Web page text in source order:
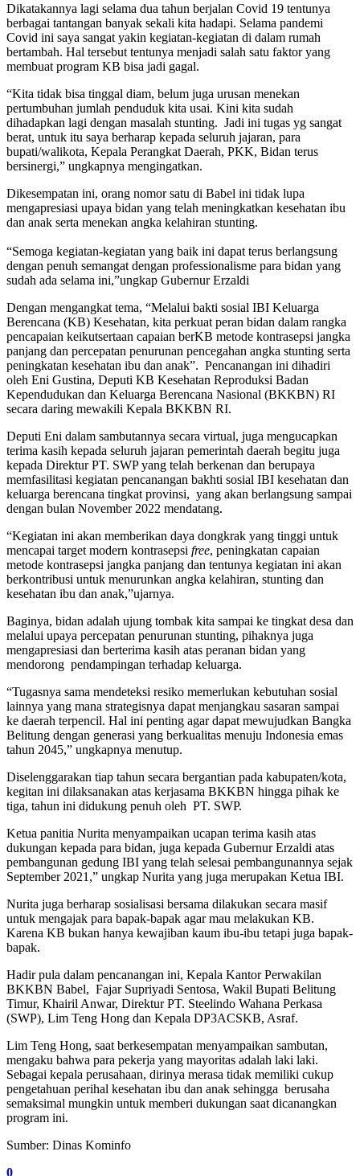
Dikatakannya lagi selama dua tahun berjalan Covid 19 tentunya
berbagai tantangan banyak sekali kita hadapi. Selama pandemi
Covid ini saya sangat yakin kegiatan-kegiatan di dalam rumah
bertambah. Hal tersebut tentunya menjadi salah satu faktor yang
membuat program KB bisa jadi gagal.
“Kita tidak bisa tinggal diam, belum juga urusan menekan
pertumbuhan jumlah penduduk kita usai. Kini kita sudah
dihadapkan lagi dengan masalah stunting. Jadi ini tugas yg sangat
berat, untuk itu saya berharap kepada seluruh jajaran, para
bupati/walikota, Kepala Perangkat Daerah, PKK, Bidan terus
bersinergi,” ungkapnya mengingatkan.
Dikesempatan ini, orang nomor satu di Babel ini tidak lupa
mengapresiasi upaya bidan yang telah meningkatkan kesehatan ibu
dan anak serta menekan angka kelahiran stunting.
“Semoga kegiatan-kegiatan yang baik ini dapat terus berlangsung
dengan penuh semangat dengan professionalisme para bidan yang
sudah ada selama ini,”ungkap Gubernur Erzaldi
Dengan mengangkat tema, “Melalui bakti sosial IBI Keluarga
Berencana (KB) Kesehatan, kita perkuat peran bidan dalam rangka
pencapaian keikutsertaan capaian berKB metode kontrasepsi jangka
panjang dan percepatan penurunan pencegahan angka stunting serta
peningkatan kesehatan ibu dan anak”. Pencanangan ini dihadiri
oleh Eni Gustina, Deputi KB Kesehatan Reproduksi Badan
Kependudukan dan Keluarga Berencana Nasional (BKKBN) RI
secara daring mewakili Kepala BKKBN RI.
Deputi Eni dalam sambutannya secara virtual, juga mengucapkan
terima kasih kepada seluruh jajaran pemerintah daerah begitu juga
kepada Direktur PT. SWP yang telah berkenan dan berupaya
memfasilitasi kegiatan pencanangan bakhti sosial IBI kesehatan dan
keluarga berencana tingkat provinsi, yang akan berlangsung sampai
dengan bulan November 2022 mendatang.
“Kegiatan ini akan memberikan daya dongkrak yang tinggi untuk
mencapai target modern kontrasepsi free, peningkatan capaian
metode kontrasepsi jangka panjang dan tentunya kegiatan ini akan
berkontribusi untuk menurunkan angka kelahiran, stunting dan
kesehatan ibu dan anak,”ujarnya.
Baginya, bidan adalah ujung tombak kita sampai ke tingkat desa dan
melalui upaya percepatan penurunan stunting, pihaknya juga
mengapresiasi dan berterima kasih atas peranan bidan yang
mendorong pendampingan terhadap keluarga.
“Tugasnya sama mendeteksi resiko memerlukan kebutuhan sosial
lainnya yang mana strategisnya dapat menjangkau sasaran sampai
ke daerah terpencil. Hal ini penting agar dapat mewujudkan Bangka
Belitung dengan generasi yang berkualitas menuju Indonesia emas
tahun 2045,” ungkapnya menutup.
Diselenggarakan tiap tahun secara bergantian pada kabupaten/kota,
kegitan ini dilaksanakan atas kerjasama BKKBN hingga pihak ke
tiga, tahun ini didukung penuh oleh PT. SWP.
Ketua panitia Nurita menyampaikan ucapan terima kasih atas
dukungan kepada para bidan, juga kepada Gubernur Erzaldi atas
pembangunan gedung IBI yang telah selesai pembangunannya sejak
September 2021,” ungkap Nurita yang juga merupakan Ketua IBI.
Nurita juga berharap sosialisasi bersama dilakukan secara masif
untuk mengajak para bapak-bapak agar mau melakukan KB.
Karena KB bukan hanya kewajiban kaum ibu-ibu tetapi juga bapak-
bapak.
Hadir pula dalam pencanangan ini, Kepala Kantor Perwakilan
BKKBN Babel, Fajar Supriyadi Sentosa, Wakil Bupati Belitung
Timur, Khairil Anwar, Direktur PT. Steelindo Wahana Perkasa
(SWP), Lim Teng Hong dan Kepala DP3ACSKB, Asraf.
Lim Teng Hong, saat berkesempatan menyampaikan sambutan,
mengaku bahwa para pekerja yang mayoritas adalah laki laki.
Sebagai kepala perusahaan, dirinya merasa tidak memiliki cukup
pengetahuan perihal kesehatan ibu dan anak sehingga berusaha
semaksimal mungkin untuk memberi dukungan saat dicanangkan
program ini.
Sumber: Dinas Kominfo
0